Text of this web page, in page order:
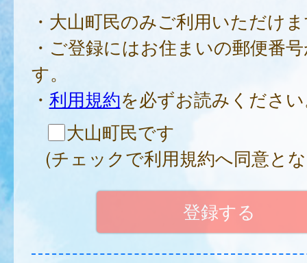
・大山町民のみご利用いただけ
・ご登録にはお住まいの郵便番
す。
・ 利用規約を必ずお読みくださ
大山町民です
(チェックで利用規約へ同意と